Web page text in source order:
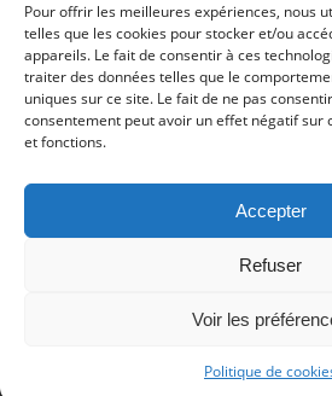
Pour offrir les meilleures expériences, nous
telles que les cookies pour stocker et/ou
appareils. Le fait de consentir à ces
traiter des données telles que le
uniques sur ce site. Le fait de ne pas
consentement peut avoir un effet négatif sur
et fonctions.
Accepter
Refuser
Voir les
Politique de
Single Portfolio: Big
fire/water